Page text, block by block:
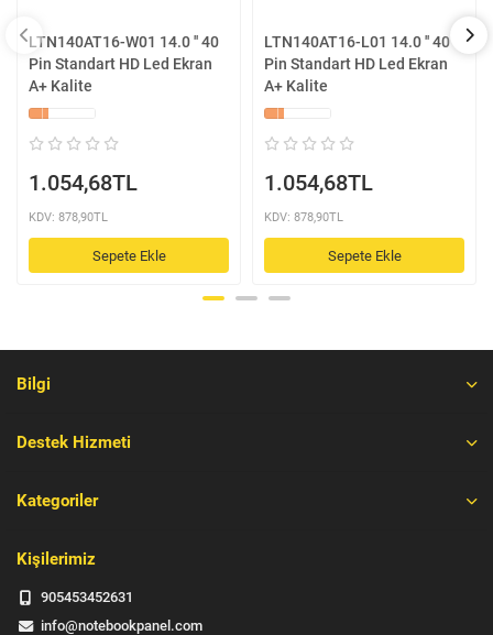
LTN140AT16-W01 14.0 '' 40
Pin Standart HD Led Ekran
A+ Kalite
1.054,68TL
KDV: 878,90TL
Sepete Ekle
LTN140AT16-L01 14.0 '' 40
Pin Standart HD Led Ekran
A+ Kalite
1.054,68TL
KDV: 878,90TL
Sepete Ekle
Bilgi
Destek Hizmeti
Kategoriler
Kişilerimiz
905453452631
info@notebookpanel.com